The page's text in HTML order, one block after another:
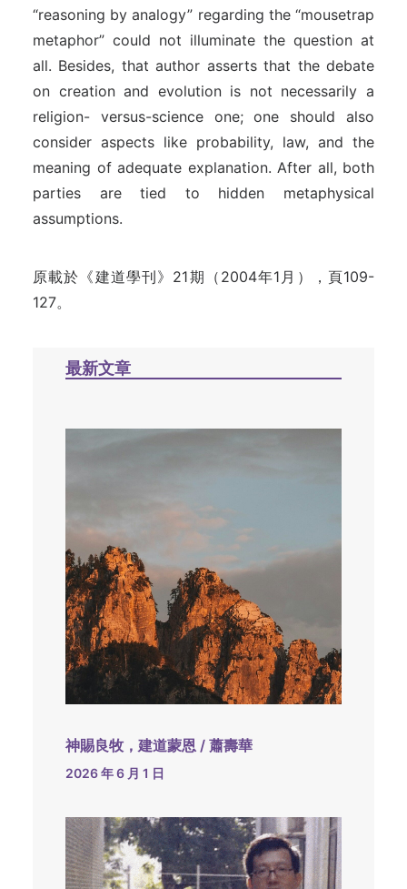
“reasoning by analogy” regarding the “mousetrap
metaphor” could not illuminate the question at
all. Besides, that author asserts that the debate
on creation and evolution is not necessarily a
religion- versus-science one; one should also
consider aspects like probability, law, and the
meaning of adequate explanation. After all, both
parties are tied to hidden metaphysical
assumptions.
原載於《建道學刊》21期（2004年1月），頁109-
127。
最新文章
神賜良牧，建道蒙恩 / 蕭壽華
2026 年 6 月 1 日